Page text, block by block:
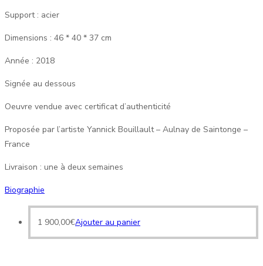
Support : acier
Dimensions : 46 * 40 * 37 cm
Année : 2018
Signée au dessous
Oeuvre vendue avec certificat d’authenticité
Proposée par l’artiste Yannick Bouillault – Aulnay de Saintonge –
France
Livraison : une à deux semaines
Biographie
1 900,00€Ajouter au panier